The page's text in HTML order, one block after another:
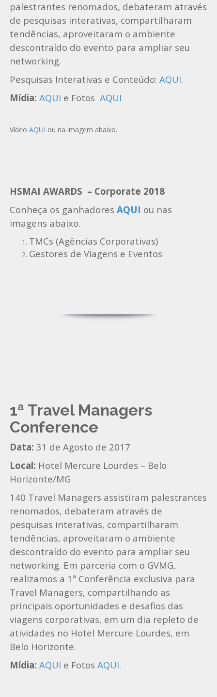
palestrantes renomados, debateram através
de pesquisas interativas, compartilharam
tendências, aproveitaram o ambiente
descontraído do evento para ampliar seu
networking.
Pesquisas Interativas e Conteúdo: AQUI.
Mídia: AQUI e Fotos AQUI
Vídeo AQUI ou na imagem abaixo.
HSMAI AWARDS – Corporate 2018
Conheça os ganhadores AQUI ou nas
imagens abaixo.
TMCs (Agências Corporativas)
Gestores de Viagens e Eventos
1ª Travel Managers
Conference
Data: 31 de Agosto de 2017
Local: Hotel Mercure Lourdes – Belo
Horizonte/MG
140 Travel Managers assistiram palestrantes
renomados, debateram através de
pesquisas interativas, compartilharam
tendências, aproveitaram o ambiente
descontraído do evento para ampliar seu
networking. Em parceria com o GVMG,
realizamos a 1ª Conferência exclusiva para
Travel Managers, compartilhando as
principais oportunidades e desafios das
viagens corporativas, em um dia repleto de
atividades no Hotel Mercure Lourdes, em
Belo Horizonte.
Mídia: AQUI e Fotos AQUI.